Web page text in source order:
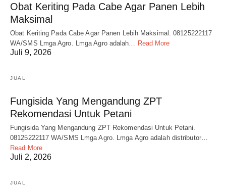
Obat Keriting Pada Cabe Agar Panen Lebih
Maksimal
Obat Keriting Pada Cabe Agar Panen Lebih Maksimal. 08125222117
WA/SMS Lmga Agro. Lmga Agro adalah…
Read More
Juli 9, 2026
JUAL
Fungisida Yang Mengandung ZPT
Rekomendasi Untuk Petani
Fungisida Yang Mengandung ZPT Rekomendasi Untuk Petani.
08125222117 WA/SMS Lmga Agro. Lmga Agro adalah distributor…
Read More
Juli 2, 2026
JUAL